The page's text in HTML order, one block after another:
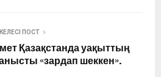
КЕЛЕСІ ПОСТ
Қазақстанда уақыттың
«зардап шеккен».